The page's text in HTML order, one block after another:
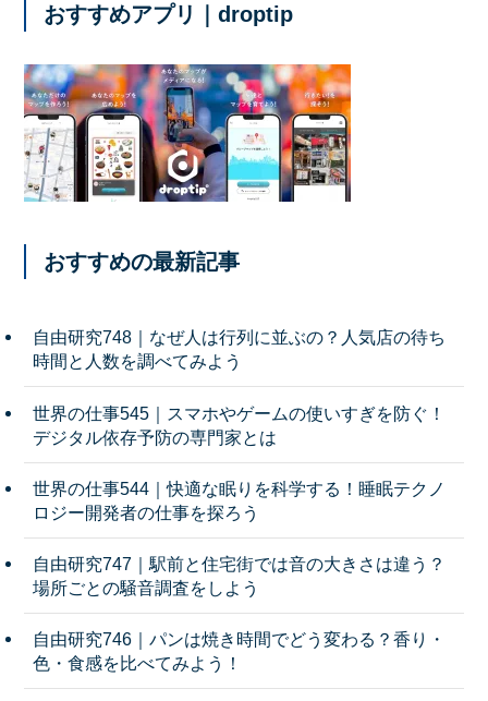
おすすめアプリ｜droptip
おすすめの最新記事
自由研究748｜なぜ人は行列に並ぶの？人気店の待ち
時間と人数を調べてみよう
世界の仕事545｜スマホやゲームの使いすぎを防ぐ！
デジタル依存予防の専門家とは
世界の仕事544｜快適な眠りを科学する！睡眠テクノ
ロジー開発者の仕事を探ろう
自由研究747｜駅前と住宅街では音の大きさは違う？
場所ごとの騒音調査をしよう
自由研究746｜パンは焼き時間でどう変わる？香り・
色・食感を比べてみよう！